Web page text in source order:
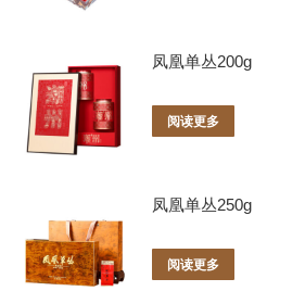
凤凰单丛200g
阅读更多
凤凰单丛250g
阅读更多